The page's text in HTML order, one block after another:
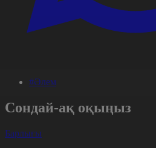
#Әлем
Сондай-ақ оқыңыз
Барлығы